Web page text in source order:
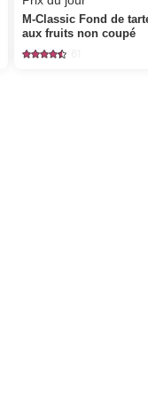
M-Classic Fond de
aux fruits non coupé